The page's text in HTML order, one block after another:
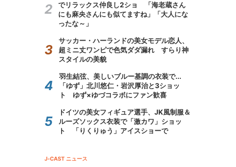
でリラックス仲良し2ショ 「海老蔵さん
にも麻央さんにも似てますね」「大人にな
ったな～」
サッカー・ハーランドの美女モデル恋人、
超ミニ丈ワンピで色気ダダ漏れ すらり神
スタイルの美貌
羽生結弦、美しいブルー基調の衣装で...
「ゆず」北川悠仁・岩沢厚治と3ショッ
ト ゆず×ゆづコラボにファン歓喜
ドイツの美女フィギュア選手、JK風制服＆
ルーズソックス衣装で「激カワ」ショッ
ト 「りくりゅう」アイスショーで
J-CAST ニュース